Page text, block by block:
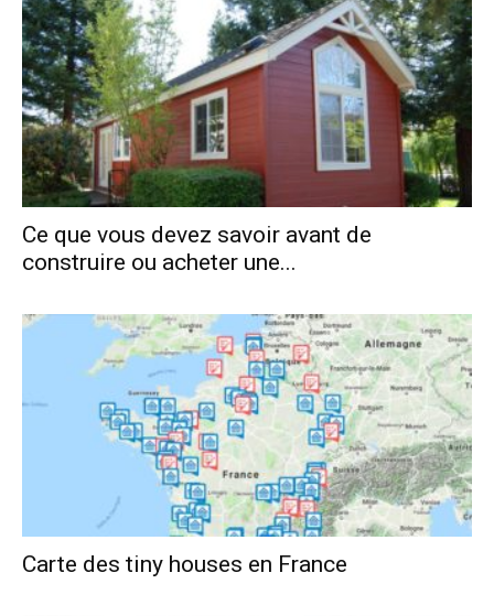
Ce que vous devez savoir avant de
construire ou acheter une...
Carte des tiny houses en France